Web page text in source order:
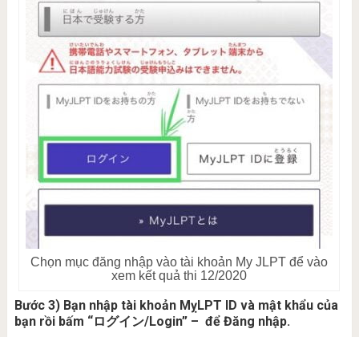
Chọn mục đăng nhập vào tài khoản My JLPT để vào
xem kết quả thi 12/2020
Bước 3) Bạn nhập tài khoản MỵLPT ID và mật khẩu của
bạn rồi bấm “ログイン/Login” – để Đăng nhập.